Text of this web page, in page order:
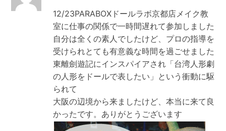
12/23PARABOXドールラボ京都店メイク教
室に仕事の関係で一時間遅れて参加しました
自分は全くの素人でしたけど、プロの指導を
受けられとても有意義な時間を過ごせました
東離劍遊記にインスパイアされ「台湾人形劇
の人形をドールで表したい」という衝動に駆
られて
大阪の辺境から来ましたけど、本当に来て良
かったです。ありがとうございます